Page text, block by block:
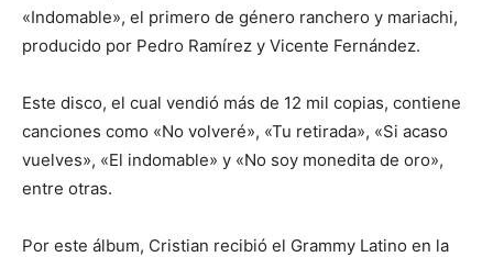
«Indomable», el primero de género ranchero y mariachi,
producido por Pedro Ramírez y Vicente Fernández.
Este disco, el cual vendió más de 12 mil copias, contiene
canciones como «No volveré», «Tu retirada», «Si acaso
vuelves», «El indomable» y «No soy monedita de oro»,
entre otras.
Por este álbum, Cristian recibió el Grammy Latino en la